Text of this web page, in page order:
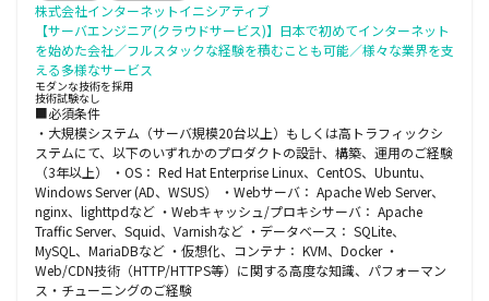
株式会社インターネットイニシアティブ
【サーバエンジニア(クラウドサービス)】日本で初めてインターネット
を始めた会社／フルスタックな経験を積むことも可能／様々な業界を支
える多様なサービス
モダンな技術を採用
技術試験なし
■必須条件
・大規模システム（サーバ規模20台以上）もしくは高トラフィックシ
ステムにて、以下のいずれかのプロダクトの設計、構築、運用のご経験
（3年以上） ・OS： Red Hat Enterprise Linux、CentOS、Ubuntu、
Windows Server (AD、WSUS） ・Webサーバ： Apache Web Server、
nginx、lighttpdなど ・Webキャッシュ/プロキシサーバ： Apache
Traffic Server、Squid、Varnishなど ・データベース： SQLite、
MySQL、MariaDBなど ・仮想化、コンテナ： KVM、Docker ・
Web/CDN技術（HTTP/HTTPS等）に関する高度な知識、パフォーマン
ス・チューニングのご経験